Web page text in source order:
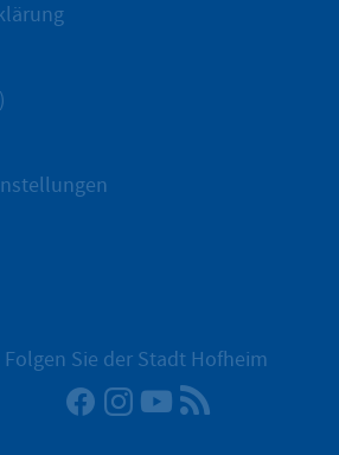
Folgen Sie der Stadt Hofheim
Facebook
Instagram
YouTube